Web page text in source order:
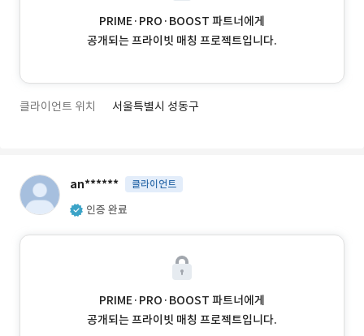
PRIME·PRO·BOOST 파트너에게
공개되는 프라이빗 매칭 프로젝트입니다.
클라이언트 위치 서울특별시 성동구
an****** 클라이언트
인증 완료
PRIME·PRO·BOOST 파트너에게
공개되는 프라이빗 매칭 프로젝트입니다.